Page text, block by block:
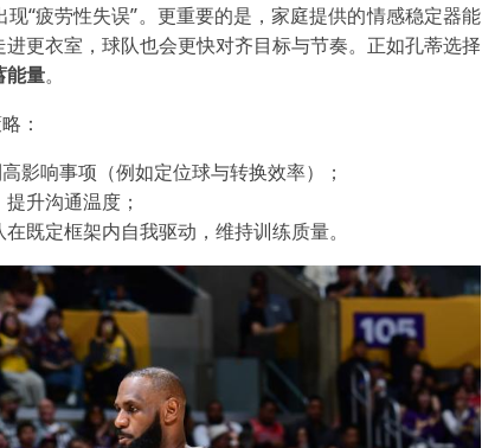
“疲劳性失误”。更重要的是，家庭提供的情感稳定器能
更衣室，球队也会更快对齐目标与节奏。正如孔蒂选择
能量。
：
影响事项（例如定位球与转换效率）；
升沟通温度；
既定框架内自我驱动，维持训练质量。